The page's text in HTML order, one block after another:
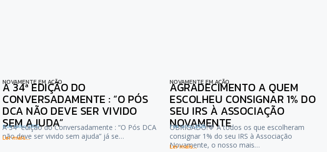
NOVAMENTE EM AÇÃO
A 34ª EDIÇÃO DO
CONVERSADAMENTE : “O PÓS
DCA NÃO DEVE SER VIVIDO
SEM AJUDA”
6 de Julho, 2026
A 34ª edição do Conversadamente : “O Pós DCA
não deve ser vivido sem ajuda” já se…
Ler mais...
NOVAMENTE EM AÇÃO
AGRADECIMENTO A QUEM
ESCOLHEU CONSIGNAR 1% DO
SEU IRS À ASSOCIAÇÃO
NOVAMENTE
1 de Julho, 2026
OBRIGADO!💙 A todos os que escolheram
consignar 1% do seu IRS à Associação
Novamente, o nosso mais…
Ler mais...